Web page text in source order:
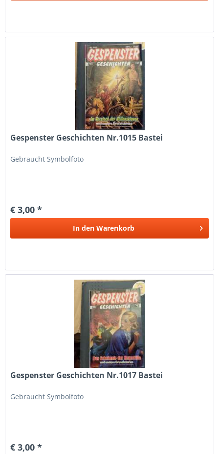
Gespenster Geschichten Nr.1015 Bastei
Gebraucht Symbolfoto
€ 3,00 *
In den Warenkorb
Gespenster Geschichten Nr.1017 Bastei
Gebraucht Symbolfoto
€ 3,00 *